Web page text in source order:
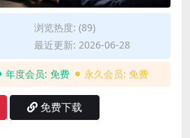
浏览热度: (89)
最近更新: 2026-06-28
年度会员: 免费 永久会员: 免费
免费下载